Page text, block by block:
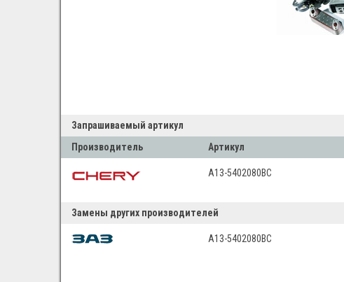
Запрашиваемый артикул
Производитель
Артикул
A13-5402080BC
Замены других производителей
A13-5402080BC